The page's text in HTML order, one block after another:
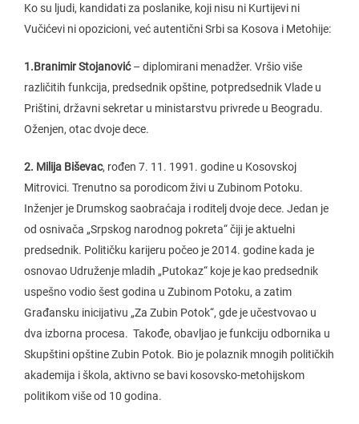
Ko su ljudi, kandidati za poslanike, koji nisu ni Kurtijevi ni
Vučićevi ni opozicioni, već autentični Srbi sa Kosova i Metohije:
1.Branimir Stojanović– diplomirani menadžer. Vršio više
različitih funkcija, predsednik opštine, potpredsednik Vlade u
Prištini, državni sekretar u ministarstvu privrede u Beogradu.
Oženjen, otac dvoje dece.
2. Milija Biševac, rođen 7. 11. 1991. godine u Kosovskoj
Mitrovici. Trenutno sa porodicom živi u Zubinom Potoku.
Inženjer je Drumskog saobraćaja i roditelj dvoje dece. Jedan je
od osnivača „Srpskog narodnog pokreta“ čiji je aktuelni
predsednik. Političku karijeru počeo je 2014. godine kada je
osnovao Udruženje mladih „Putokaz“ koje je kao predsednik
uspešno vodio šest godina u Zubinom Potoku, a zatim
Građansku inicijativu „Za Zubin Potok“, gde je učestvovao u
dva izborna procesa. Takođe, obavljao je funkciju odbornika u
Skupštini opštine Zubin Potok. Bio je polaznik mnogih političkih
akademija i škola, aktivno se bavi kosovsko-metohijskom
politikom više od 10 godina.